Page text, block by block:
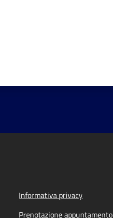
Informativa privacy
Prenotazione appuntamento